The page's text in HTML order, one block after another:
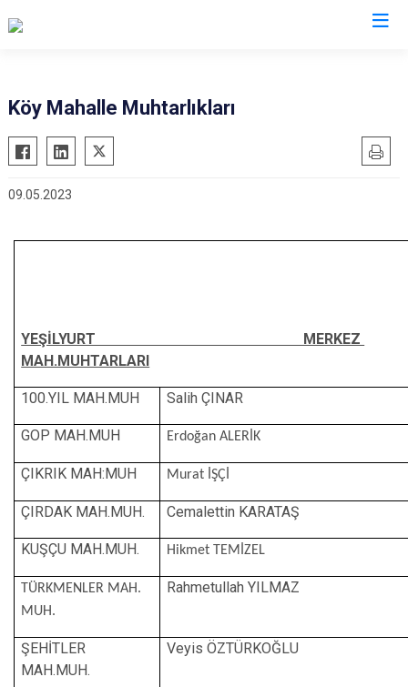
Almus
Artova
Başçiftlik
Köy Mahalle Muhtarlıkları
09.05.2023
YEŞİLYURT MERKEZ
MAH.MUHTARLARI
100.YIL MAH.MUH Salih ÇINAR
GOP MAH.MUH Erdoğan ALERİK
ÇIKRIK MAH:MUH Murat İŞÇİ
ÇIRDAK MAH.MUH. Cemalettin KARATAŞ
KUŞÇU MAH.MUH. Hikmet TEMİZEL
TÜRKMENLER MAH.
MUH.
Rahmetullah YILMAZ
ŞEHİTLER
MAH.MUH.
Veyis ÖZTÜRKOĞLU